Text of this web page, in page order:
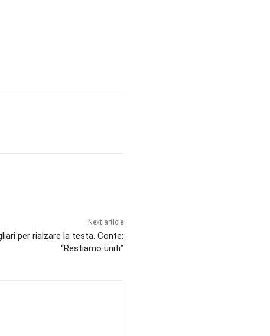
Next article
per rialzare la testa. Conte:
“Restiamo uniti”